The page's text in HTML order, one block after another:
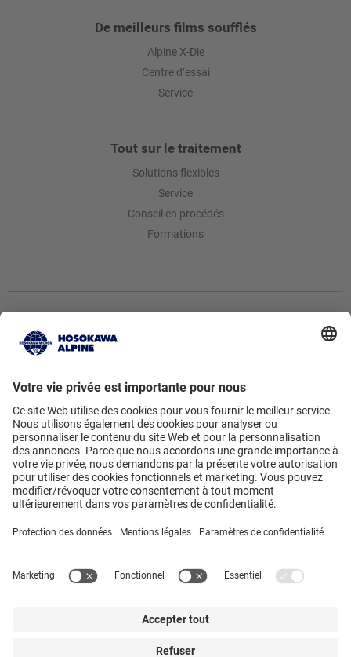
De meilleurs films soufflés
Alpine X-Die
Centre d’essai
Service
Tout sur le traitement
Solutions flexibles
Service
Conseil en procédés
Formations
Hosokawa Alpine AG
Peter-Doerfler-Str. 13 – 25 • 86199
Augsburg • Germany
Vers le formulaire de contact• +49
821 5906-0